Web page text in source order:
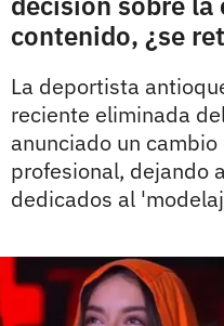
contenido, ¿se
La deportista
reciente eliminada
anunciado un
profesional, dejando
dedicados al